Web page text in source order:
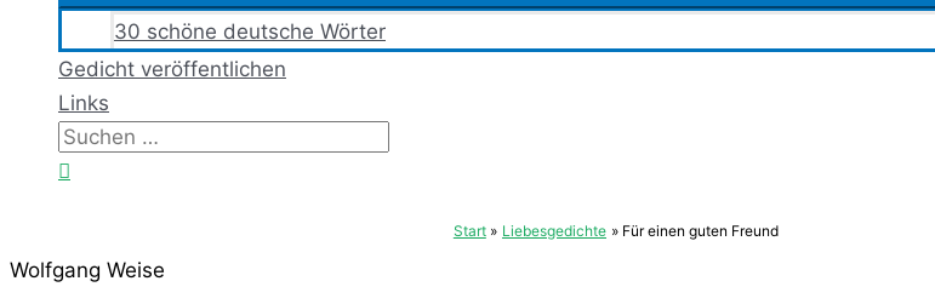
30 schöne deutsche Wörter
Gedicht veröffentlichen
Links
Suchen
nach:
Start Liebesgedichte Für einen guten Freund
Wolfgang Weise